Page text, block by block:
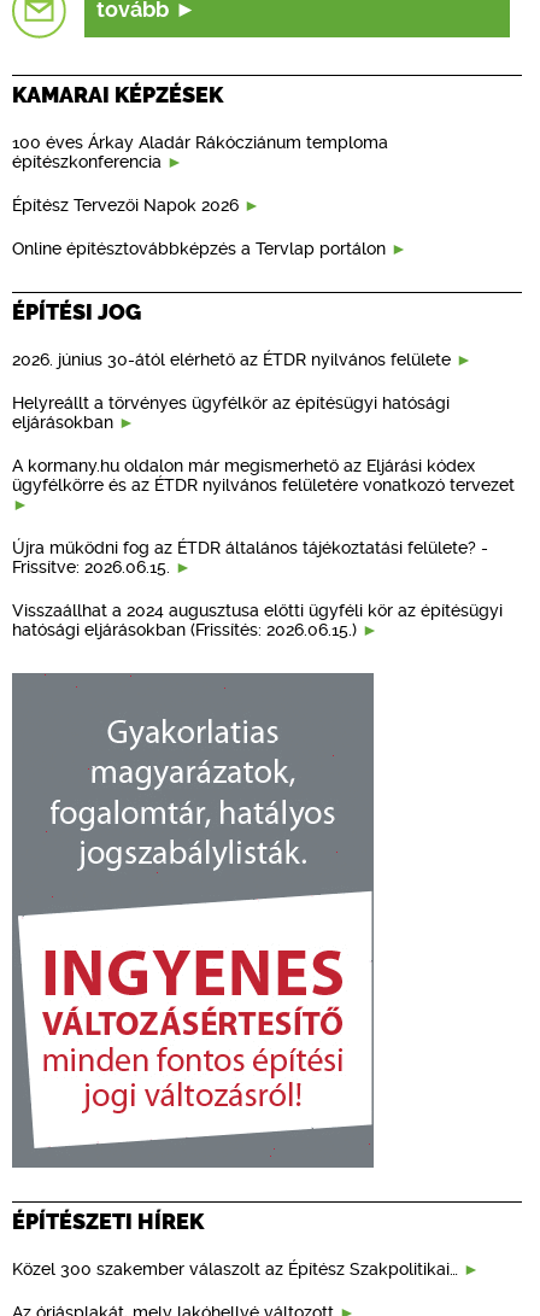
tovább
KAMARAI KÉPZÉSEK
100 éves Árkay Aladár Rákócziánum temploma
építészkonferencia
Építész Tervezői Napok 2026
Online építésztovábbképzés a Tervlap portálon
ÉPÍTÉSI JOG
2026. június 30-ától elérhető az ÉTDR nyilvános felülete
Helyreállt a törvényes ügyfélkör az építésügyi hatósági
eljárásokban
A kormany.hu oldalon már megismerhető az Eljárási kódex
ügyfélkörre és az ÉTDR nyilvános felületére vonatkozó tervezet
Újra működni fog az ÉTDR általános tájékoztatási felülete? -
Frissítve: 2026.06.15.
Visszaállhat a 2024 augusztusa előtti ügyféli kör az építésügyi
hatósági eljárásokban (Frissítés: 2026.06.15.)
ÉPÍTÉSZETI HÍREK
Közel 300 szakember válaszolt az Építész Szakpolitikai…